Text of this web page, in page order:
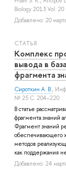
Biology 2013 Vol.
Добавлено: 20
СТАТЬЯ
Комплекс
вывода в
фрагмента
Сироткин А. В.,
№ 25 С. 204–220
В статье
фрагмента знаний
Фрагмент знаний
обеспечивающего
методов
как поддержания
Добавлено: 24